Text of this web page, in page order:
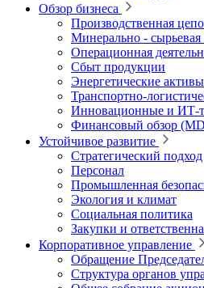
Обзор бизнеса
Производственная
Минерально ‑ сырьевая
Операционная
Сбыт продукции
Энергетические активы
Транспортно-
Инновационные и
Финансовый обзор
Устойчивое развитие
Стратегический подход
Персонал
Промышленная
Экология и климат
Социальная политика
Закупки и
Корпоративное управление
Обращение
Структура органов